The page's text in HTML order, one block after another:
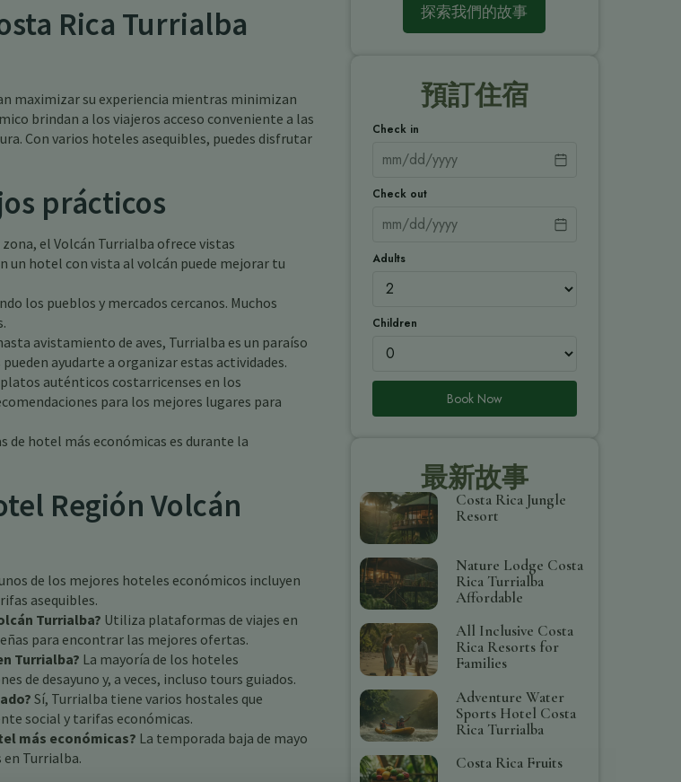
Rica Turrialba
maximizar su experiencia mientras minimizan
brindan a los viajeros acceso conveniente a las
Con varios hoteles asequibles, puedes disfrutar
prácticos
el Volcán Turrialba ofrece vistas
un hotel con vista al volcán puede mejorar tu
los pueblos y mercados cercanos. Muchos
avistamiento de aves, Turrialba es un paraíso
ayudarte a organizar estas actividades.
auténticos costarricenses en los
para los mejores lugares para
de hotel más económicas es durante la
Región Volcán
de los mejores hoteles económicos incluyen
asequibles.
Turrialba? Utiliza plataformas de viajes en
para encontrar las mejores ofertas.
Turrialba? La mayoría de los hoteles
de desayuno y, a veces, incluso tours guiados.
Sí, Turrialba tiene varios hostales que
social y tarifas económicas.
más económicas? La temporada baja de mayo
Turrialba.
探索我們的故事
預訂住宿
Check in
Check out
Adults
Children
Book Now
最新故事
Costa Rica Jungle
Resort
Nature Lodge Costa
Rica Turrialba
Affordable
All Inclusive Costa
Rica Resorts for
Families
Adventure Water
Sports Hotel Costa
Rica Turrialba
Costa Rica Fruits